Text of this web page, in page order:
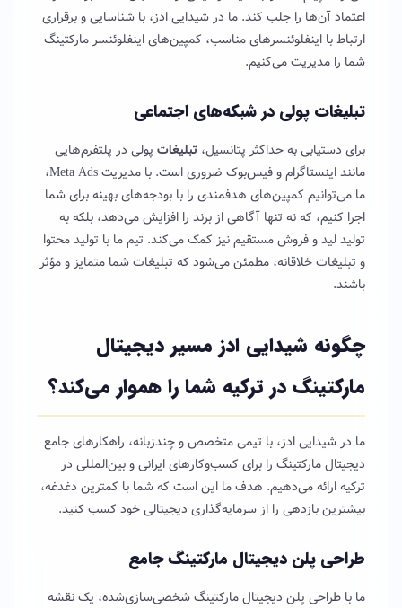
اعتماد آن‌ها را جلب کند. ما در شیدایی ادز، با شناسایی و برقراری
ارتباط با اینفلوئنسرهای مناسب، کمپین‌های اینفلوئنسر مارکتینگ
شما را مدیریت می‌کنیم.
تبلیغات پولی در شبکه‌های اجتماعی
برای دستیابی به حداکثر پتانسیل، تبلیغات پولی در پلتفرم‌هایی
مانند اینستاگرام و فیس‌بوک ضروری است. با مدیریت Meta Ads،
ما می‌توانیم کمپین‌های هدفمندی را با بودجه‌های بهینه برای شما
اجرا کنیم، که نه تنها آگاهی از برند را افزایش می‌دهد، بلکه به
تولید لید و فروش مستقیم نیز کمک می‌کند. تیم ما با تولید محتوا
و تبلیغات خلاقانه، مطمئن می‌شود که تبلیغات شما متمایز و مؤثر
باشند.
چگونه شیدایی ادز مسیر دیجیتال
مارکتینگ در ترکیه شما را هموار می‌کند؟
ما در شیدایی ادز، با تیمی متخصص و چندزبانه، راهکارهای جامع
دیجیتال مارکتینگ را برای کسب‌وکارهای ایرانی و بین‌المللی در
ترکیه ارائه می‌دهیم. هدف ما این است که شما با کمترین دغدغه،
بیشترین بازدهی را از سرمایه‌گذاری دیجیتالی خود کسب کنید.
طراحی پلن دیجیتال مارکتینگ جامع
ما با طراحی پلن دیجیتال مارکتینگ شخصی‌سازی‌شده، یک نقشه